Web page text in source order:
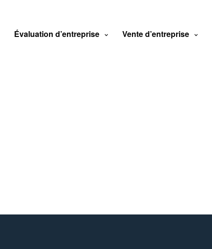
Évaluation d’entreprise Vente d’entreprise